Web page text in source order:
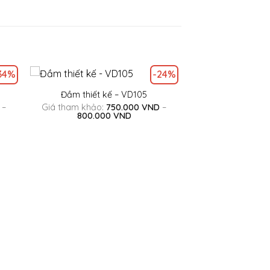
–
-24%
Đầm thiết kế – VD105
Giá tham khảo: 750.000VND –
800.000 VNDKhoảng